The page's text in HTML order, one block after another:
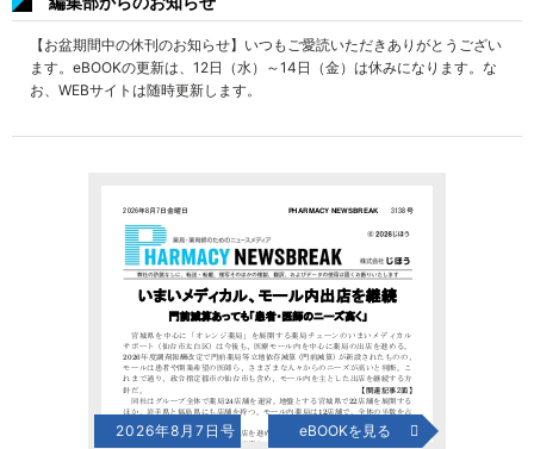
【お盆期間中の休刊のお知らせ】いつもご愛読いただきありがとうござい
ます。eBOOKの更新は、12日（水）～14日（金）は休みになります。な
お、WEBサイトは随時更新します。
2026年8月7日号 eBOOKを見る